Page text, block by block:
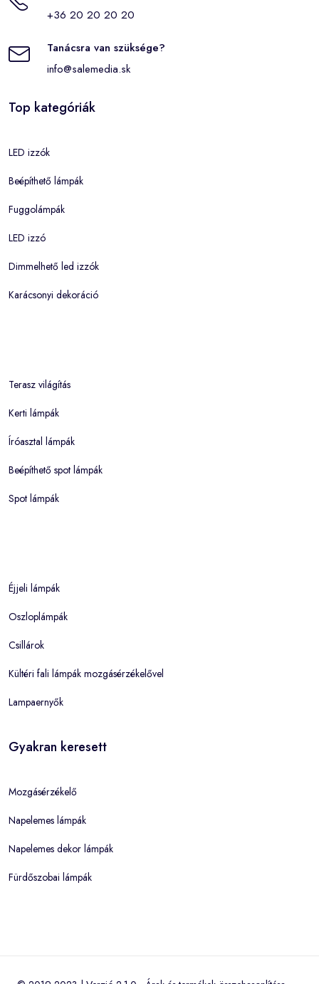
+36 20 20 20 20
Tanácsra van szüksége?
info@salemedia.sk
Top kategóriák
LED izzók
Beépíthető lámpák
Fuggolámpák
LED izzó
Dimmelhető led izzók
Karácsonyi dekoráció
Terasz világítás
Kerti lámpák
Íróasztal lámpák
Beépíthető spot lámpák
Spot lámpák
Éjjeli lámpák
Oszloplámpák
Csillárok
Kültéri fali lámpák mozgásérzékelővel
Lampaernyők
Gyakran keresett
Mozgásérzékelő
Napelemes lámpák
Napelemes dekor lámpák
Fürdőszobai lámpák